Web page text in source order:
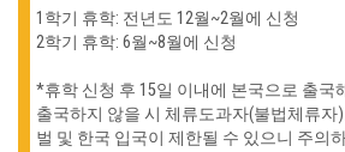
1학기 휴학: 전년도 12월~2월에 신청
2학기 휴학: 6월~8월에 신청
*휴학 신청 후 15일 이내에 본국으로 출국
출국하지 않을 시 체류도과자(불법체류자
벌 및 한국 입국이 제한될 수 있으니 주의